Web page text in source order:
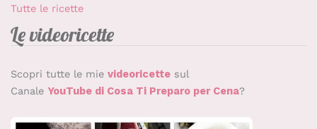
Tutte le ricette
Le videoricette
Scopri tutte le mie videoricettesul
Canale YouTube di Cosa Ti Preparo per Cena?